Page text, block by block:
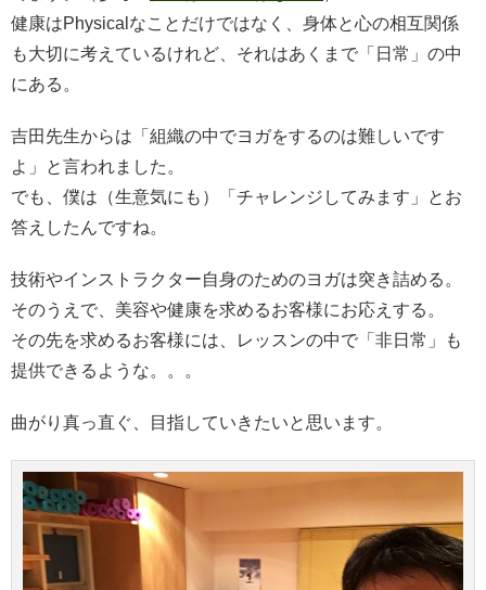
健康はPhysicalなことだけではなく、身体と心の相互関係
も大切に考えているけれど、それはあくまで「日常」の中
にある。
吉田先生からは「組織の中でヨガをするのは難しいです
よ」と言われました。
でも、僕は（生意気にも）「チャレンジしてみます」とお
答えしたんですね。
技術やインストラクター自身のためのヨガは突き詰める。
そのうえで、美容や健康を求めるお客様にお応えする。
その先を求めるお客様には、レッスンの中で「非日常」も
提供できるような。。。
曲がり真っ直ぐ、目指していきたいと思います。